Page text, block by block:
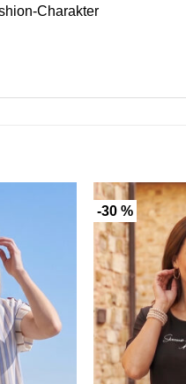
Charakter
-30 %